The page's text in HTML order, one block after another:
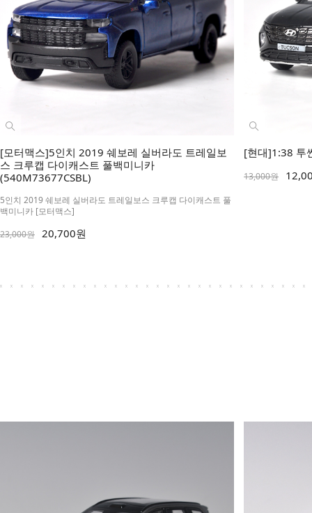
[모터맥스]5인치 2019 쉐보레 실버라도 트레일보
스 크루캡 다이캐스트 풀백미니카
(540M73677CSBL)
5인치 2019 쉐보레 실버라도 트레일보스 크루캡 다이캐스트 풀
백미니카 [모터맥스]
23,000원 20,700원
[현대]1:38 투
13,000원